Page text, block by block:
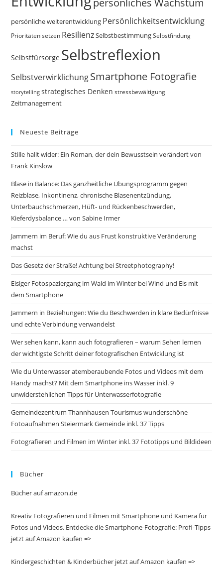
persönliche weiterentwicklung Persönlichkeitsentwicklung
Prioritäten setzen ResilienzSelbstbestimmung Selbstfindung
Selbstfürsorge Selbstreflexion
SelbstverwirklichungSmartphone Fotografie
storytelling strategisches Denken stressbewältigung
Zeitmanagement
Neueste Beiträge
Stille hallt wider: Ein Roman, der dein Bewusstsein verändert von
Frank Kinslow
Blase in Balance: Das ganzheitliche Übungsprogramm gegen
Reizblase, Inkontinenz, chronische Blasenentzündung,
Unterbauchschmerzen, Hüft- und Rückenbeschwerden,
Kieferdysbalance … von Sabine Irmer
Jammern im Beruf: Wie du aus Frust konstruktive Veränderung
machst
Das Gesetz der Straße! Achtung bei Streetphotography!
Eisiger Fotospaziergang im Wald im Winter bei Wind und Eis mit
dem Smartphone
Jammern in Beziehungen: Wie du Beschwerden in klare Bedürfnisse
und echte Verbindung verwandelst
Wer sehen kann, kann auch fotografieren – warum Sehen lernen
der wichtigste Schritt deiner fotografischen Entwicklung ist
Wie du Unterwasser atemberaubende Fotos und Videos mit dem
Handy machst? Mit dem Smartphone ins Wasser inkl. 9
unwiderstehlichen Tipps für Unterwasserfotografie
Gemeindezentrum Thannhausen Tourismus wunderschöne
Fotoaufnahmen Steiermark Gemeinde inkl. 37 Tipps
Fotografieren und Filmen im Winter inkl. 37 Fototipps und Bildideen
Bücher
Bücher auf amazon.de
Kreativ Fotografieren und Filmen mit Smartphone und Kamera für
Fotos und Videos. Entdecke die Smartphone-Fotografie: Profi-Tipps
jetzt auf Amazon kaufen =>
Kindergeschichten & Kinderbücher jetzt auf Amazon kaufen =>